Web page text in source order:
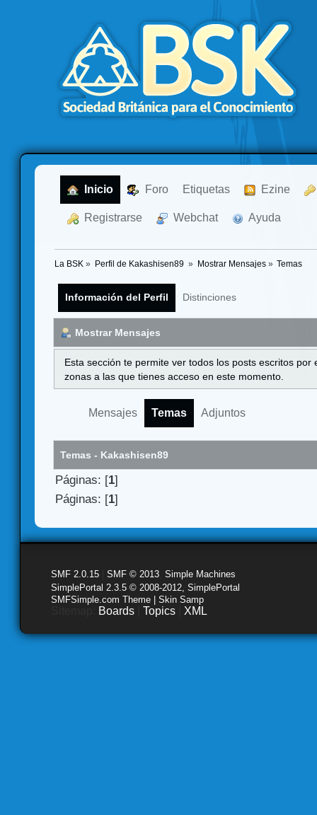
Inicio Foro Etiquetas Ezine
Registrarse Webchat Ayuda
La BSK » Perfil de Kakashisen89 » Mostrar Mensajes» Temas
Información del Perfil Distinciones
Mostrar Mensajes
Esta sección te permite ver todos los posts escritos
zonas a las que tienes acceso en este momento.
Mensajes Temas Adjuntos
Temas - Kakashisen89
Páginas: [1]
Páginas: [1]
SMF 2.0.15 SMF © 2013 Simple Machines
SimplePortal 2.3.5 © 2008-2012, SimplePortal
SMFSimple.com Theme | Skin Samp
Boards Topics XML